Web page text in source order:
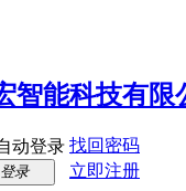
动登录 找回密码
登录
立即注册